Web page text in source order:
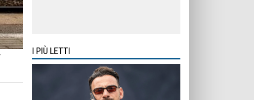
I PIÙ LETTI